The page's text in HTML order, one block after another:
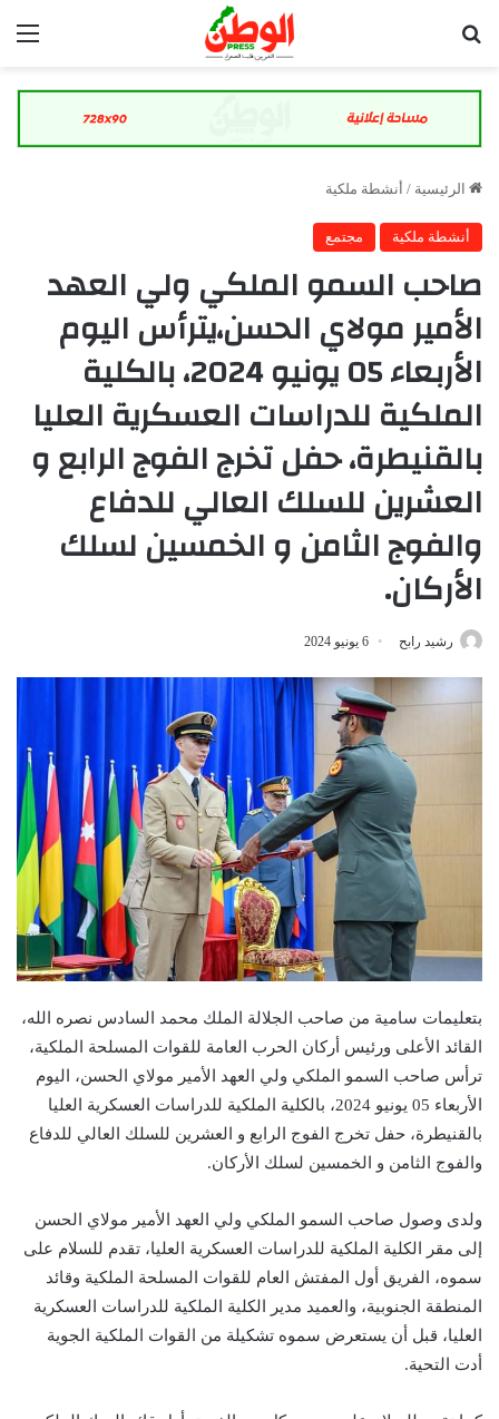
الرئيسية / أنشطة ملكية
أنشطة ملكية مجتمع
صاحب السمو الملكي ولي العهد
الأمير مولاي الحسن،يترأس اليوم
الأربعاء 05 يونيو 2024، بالكلية
الملكية للدراسات العسكرية العليا
بالقنيطرة، حفل تخرج الفوج الرابع و
العشرين للسلك العالي للدفاع
والفوج الثامن و الخمسين لسلك
الأركان.
رشيد رابح 6 يونيو 2024
بتعليمات سامية من صاحب الجلالة الملك محمد السادس نصره الله،
القائد الأعلى ورئيس أركان الحرب العامة للقوات المسلحة الملكية،
ترأس صاحب السمو الملكي ولي العهد الأمير مولاي الحسن، اليوم
الأربعاء 05 يونيو 2024، بالكلية الملكية للدراسات العسكرية العليا
بالقنيطرة، حفل تخرج الفوج الرابع و العشرين للسلك العالي للدفاع
والفوج الثامن و الخمسين لسلك الأركان.
ولدى وصول صاحب السمو الملكي ولي العهد الأمير مولاي الحسن
إلى مقر الكلية الملكية للدراسات العسكرية العليا، تقدم للسلام على
سموه، الفريق أول المفتش العام للقوات المسلحة الملكية وقائد
المنطقة الجنوبية، والعميد مدير الكلية الملكية للدراسات العسكرية
العليا، قبل أن يستعرض سموه تشكيلة من القوات الملكية الجوية
أدت التحية.